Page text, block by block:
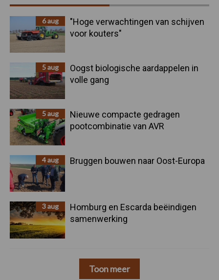
Sidebar
6 aug
"Hoge verwachtingen van schijven
voor kouters"
5 aug
Oogst biologische aardappelen in
volle gang
5 aug
Nieuwe compacte gedragen
pootcombinatie van AVR
4 aug Bruggen bouwen naar Oost-Europa
3 aug
Homburg en Escarda beëindigen
samenwerking
Toon meer